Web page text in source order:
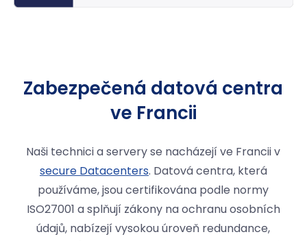
Zabezpečená datová centra
ve Francii
Naši technici a servery se nacházejí ve Francii v
secure Datacenters. Datová centra, která
používáme, jsou certifikována podle normy
ISO27001 a splňují zákony na ochranu osobních
údajů, nabízejí vysokou úroveň redundance,